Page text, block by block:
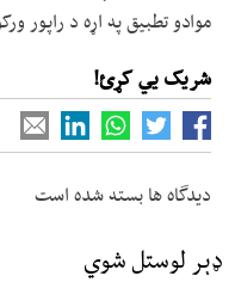
موادو تطبيق په اړه د راپور
شریک یي کړئ!
دیدگاه ها بسته شده است
ډېر لوستل شوي